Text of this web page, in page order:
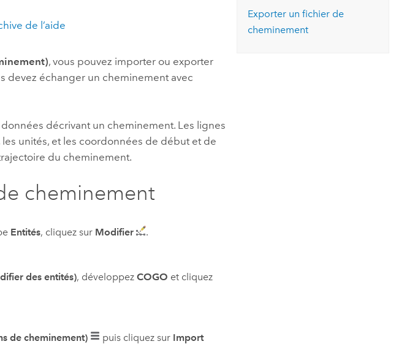
Découvrir ArcGIS Pro
Explorer ce cours
technologiques
géospatial
Lire le récit
de l’aide
, vous pouvez importer ou exporter
devez échanger un cheminement avec
décrivant un cheminement. Les lignes
unités, et les coordonnées de début et de
du cheminement.
cheminement
Entités, cliquez sur Modifier .
des entités), développezCOGO et cliquez
de cheminement) puis cliquez sur Import
Exporter un fichier de
cheminement